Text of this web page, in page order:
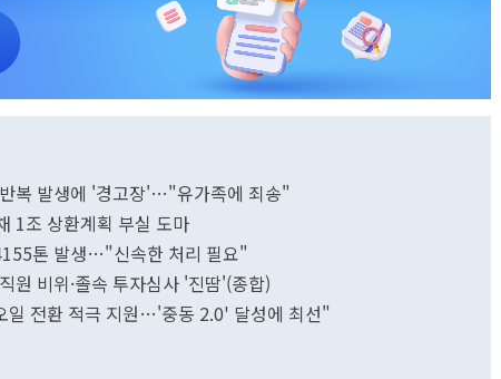
복 발생에 '경고장'…"유가족에 죄송"
1조 상환계획 부실 도마
톤 발생…"신속한 처리 필요"
원 비위·졸속 투자심사 '진땀'(종합)
일 전환 적극 지원…'중동 2.0' 달성에 최선"